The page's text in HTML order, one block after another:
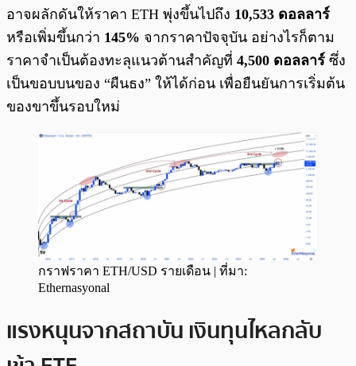
อาจผลักดันให้ราคา ETH พุ่งขึ้นไปถึง 10,533 ดอลลาร์
หรือเพิ่มขึ้นกว่า 145% จากราคาปัจจุบัน อย่างไรก็ตาม
ราคาจำเป็นต้องทะลุแนวต้านสำคัญที่ 4,500 ดอลลาร์ ซึ่ง
เป็นขอบบนของ “ผืนธง” ให้ได้ก่อน เพื่อยืนยันการเริ่มต้น
ของขาขึ้นรอบใหม่
กราฟราคา ETH/USD รายเดือน | ที่มา:
Ethernasyonal
แรงหนุนจากสถาบัน เงินทุนไหลกลับ